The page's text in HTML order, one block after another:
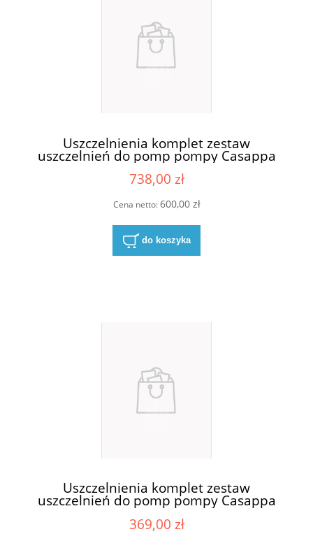
Uszczelnienia komplet zestaw
uszczelnień do pomp pompy Casappa
03580500
738,00 zł
Cena netto:600,00 zł
do koszyka
Uszczelnienia komplet zestaw
uszczelnień do pomp pompy Casappa
KP20 S/D
369,00 zł